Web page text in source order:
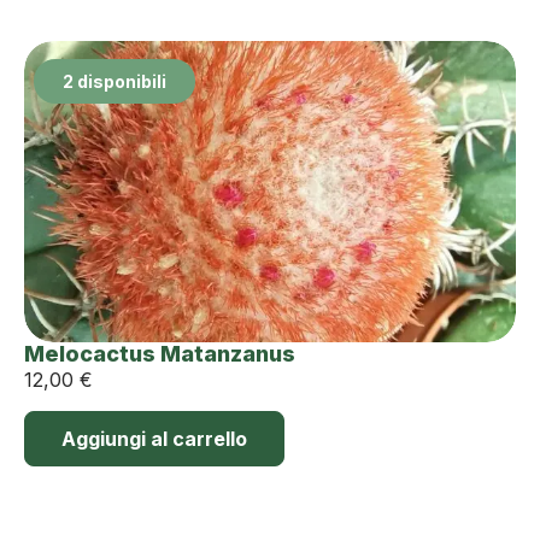
2 disponibili
Melocactus Matanzanus
12,00 €
Aggiungi al carrello